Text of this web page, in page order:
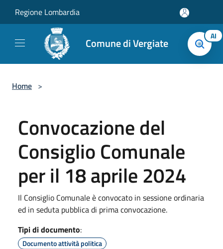
Regione Lombardia
Comune di Vergiate AI
Home >
Convocazione del
Consiglio Comunale
per il 18 aprile 2024
Il Consiglio Comunale è convocato in sessione ordinaria
ed in seduta pubblica di prima convocazione.
Tipi di documento:
Documento attività politica